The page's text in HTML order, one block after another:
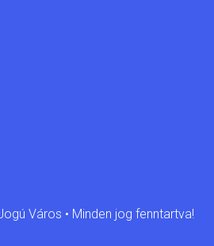
Város • Minden jog fenntartva!